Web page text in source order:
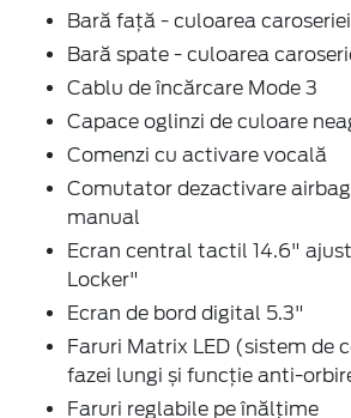
Bară față - culoarea caroseriei
Bară spate - culoarea
Cablu de încărcare Mode 3
Capace oglinzi de culoare
Comenzi cu activare vocală
Comutator dezactivare
manual
Ecran central tactil 14.6"
Locker"
Ecran de bord digital 5.3"
Faruri Matrix LED (sistem de
fazei lungi și funcție anti-
Faruri reglabile pe înălțime